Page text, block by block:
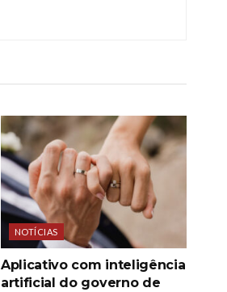
NOTÍCIAS
Aplicativo com inteligência
artificial do governo de